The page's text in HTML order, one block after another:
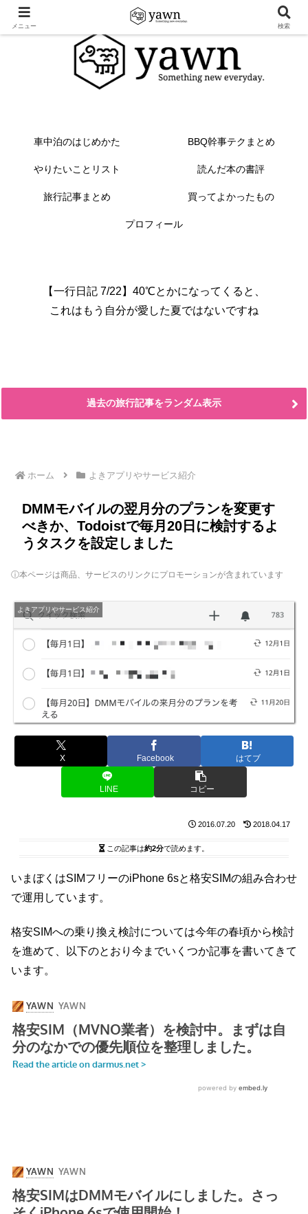
車中泊のはじめかた BBQ幹事テクまとめ
やりたいことリスト 読んだ本の書評
旅行記事まとめ 買ってよかったもの
プロフィール
【一行日記 7/22】40℃とかになってくると、
これはもう自分が愛した夏ではないですね
過去の旅行記事をランダム表示
ホーム よきアプリやサービス紹介
DMMモバイルの翌月分のプランを変更す
べきか、Todoistで毎月20日に検討するよ
うタスクを設定しました
ⓘ本ページは商品、サービスのリンクにプロモーションが含まれています
よきアプリやサービス紹介
X Facebook はてブ
LINE コピー
2016.07.20 2018.04.17
この記事は約2分で読めます。
いまぼくはSIMフリーのiPhone 6sと格安SIMの組み合わせ
で運用しています。
格安SIMへの乗り換え検討については今年の春頃から検討
を進めて、以下のとおり今までいくつか記事を書いてきて
います。
メニュー 検索